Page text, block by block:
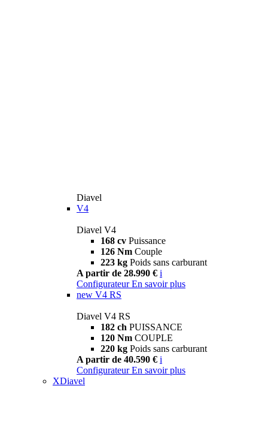
Diavel
V4
Diavel V4
168 cv Puissance
126 Nm Couple
223 kg Poids sans carburant
A partir de 28.990 € i
Configurateur En savoir plus
new V4 RS
Diavel V4 RS
182 ch PUISSANCE
120 Nm COUPLE
220 kg Poids sans carburant
A partir de 40.590 € i
Configurateur En savoir plus
XDiavel